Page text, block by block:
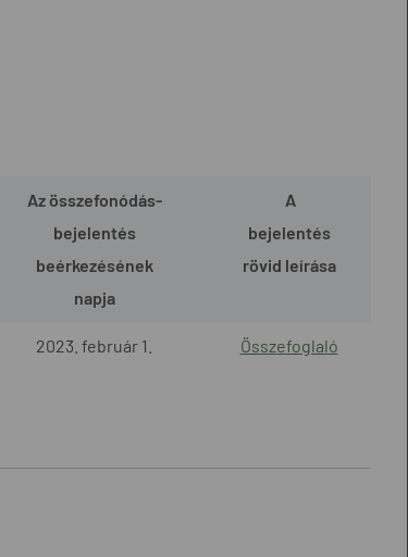
Az összefonódás-
bejelentés
beérkezésének
napja
A
bejelentés
rövid leírása
2023. február 1. Összefoglaló